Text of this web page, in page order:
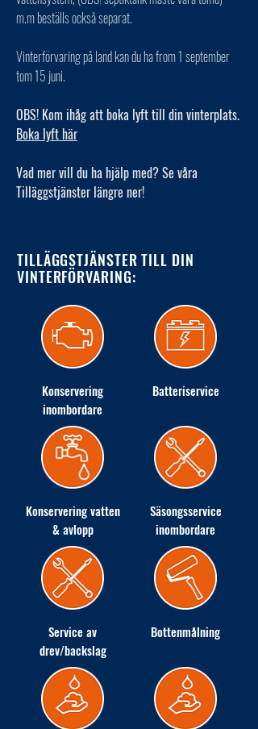
m.m beställs också separat.
Vinterförvaring på land kan du ha from 1 september
tom 15 juni.
OBS! Kom ihåg att boka lyft till din vinterplats.
Boka lyft här
Vad mer vill du ha hjälp med? Se våra
Tilläggstjänster längre ner!
TILLÄGGSTJÄNSTER TILL DIN
VINTERFÖRVARING:
Konservering
inombordare
Batteriservice
Konservering vatten
& avlopp
Säsongsservice
inombordare
Service av
drev/backslag
Bottenmålning